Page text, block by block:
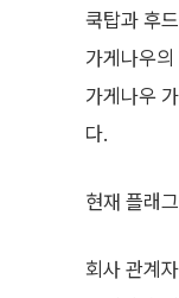
쿡탑과 후
가게나우
가게나우
다.
현재 플래
회사 관계